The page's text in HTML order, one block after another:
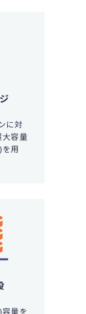
に対
大容量
用
容量を